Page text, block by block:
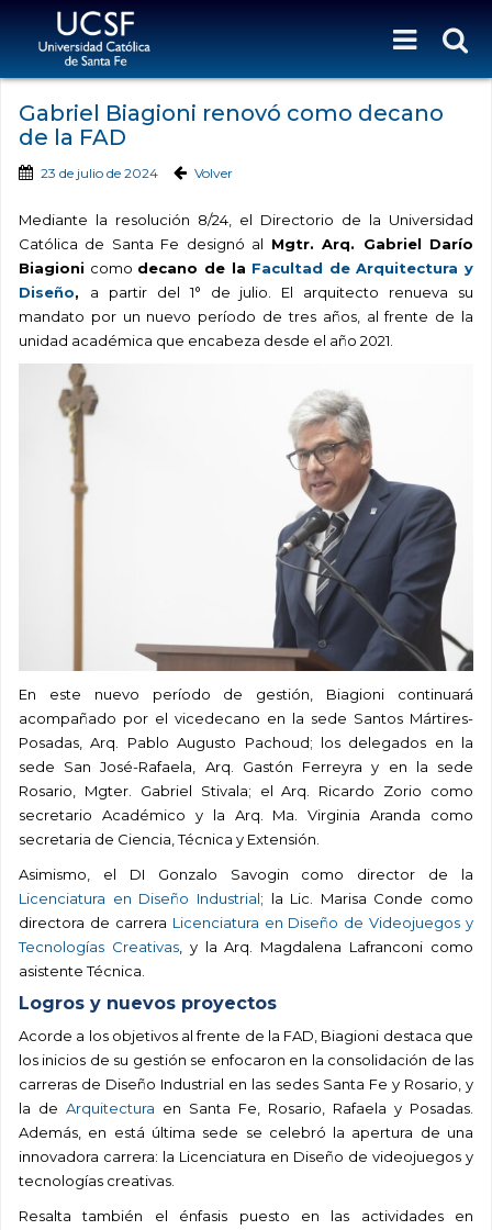
Gabriel Biagioni renovó como decano
de la FAD
23 de julio de 2024 Volver
Mediante la resolución 8/24, el Directorio de la Universidad
Católica de Santa Fe designó al Mgtr. Arq. Gabriel Darío
Biagioni como decano de la Facultad de Arquitectura y
Diseño, a partir del 1° de julio. El arquitecto renueva su
mandato por un nuevo período de tres años, al frente de la
unidad académica que encabeza desde el año 2021.
En este nuevo período de gestión, Biagioni continuará
acompañado por el vicedecano en la sede Santos Mártires-
Posadas, Arq. Pablo Augusto Pachoud; los delegados en la
sede San José-Rafaela, Arq. Gastón Ferreyra y en la sede
Rosario, Mgter. Gabriel Stivala; el Arq. Ricardo Zorio como
secretario Académico y la Arq. Ma. Virginia Aranda como
secretaria de Ciencia, Técnica y Extensión.
Asimismo, el DI Gonzalo Savogin como director de la
Licenciatura en Diseño Industrial; la Lic. Marisa Conde como
directora de carrera Licenciatura en Diseño de Videojuegos y
Tecnologías Creativas, y la Arq. Magdalena Lafranconi como
asistente Técnica.
Logros y nuevos proyectos
Acorde a los objetivos al frente de la FAD, Biagioni destaca que
los inicios de su gestión se enfocaron en la consolidación de las
carreras de Diseño Industrial en las sedes Santa Fe y Rosario, y
la de Arquitectura en Santa Fe, Rosario, Rafaela y Posadas.
Además, en está última sede se celebró la apertura de una
innovadora carrera: la Licenciatura en Diseño de videojuegos y
tecnologías creativas.
Resalta también el énfasis puesto en las actividades en